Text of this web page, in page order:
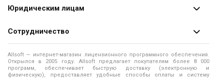
Доставка заказа
Помощь
Правила продажи
Специальные
Юридическим лицам
Продажа программ юридическим лицам
О лицензировании программного обеспечения
Программы для компьютера
Сотрудничество
О магазине
Адреса и телефоны
Allsoft — интернет-магазин лицензионного программного обеспечения.
Открылся в 2005 году. Allsoft предлагает покупателям более 8 000
программ, обеспечивает быструю доставку (электронную и
физическую), предоставляет удобные способы оплаты и систему